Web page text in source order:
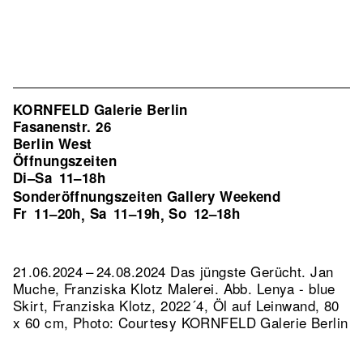
KORNFELD Galerie Berlin
Fasanenstr. 26
Berlin West
Öffnungszeiten
Di–Sa 11–18h
Sonderöffnungszeiten Gallery Weekend
Fr 11–20h, Sa 11–19h,So 12–18h
21.06.2024 – 24.08.2024 Das jüngste Gerücht. Jan
Muche, Franziska Klotz Malerei. Abb. Lenya - blue
Skirt, Franziska Klotz, 2022´4, Öl auf Leinwand, 80
x 60 cm, Photo: Courtesy KORNFELD Galerie Berlin